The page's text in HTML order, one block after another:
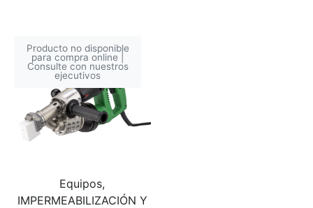
Producto no disponible
para compra online |
Consulte con nuestros
ejecutivos
Equipos,
IMPERMEABILIZACIÓN Y